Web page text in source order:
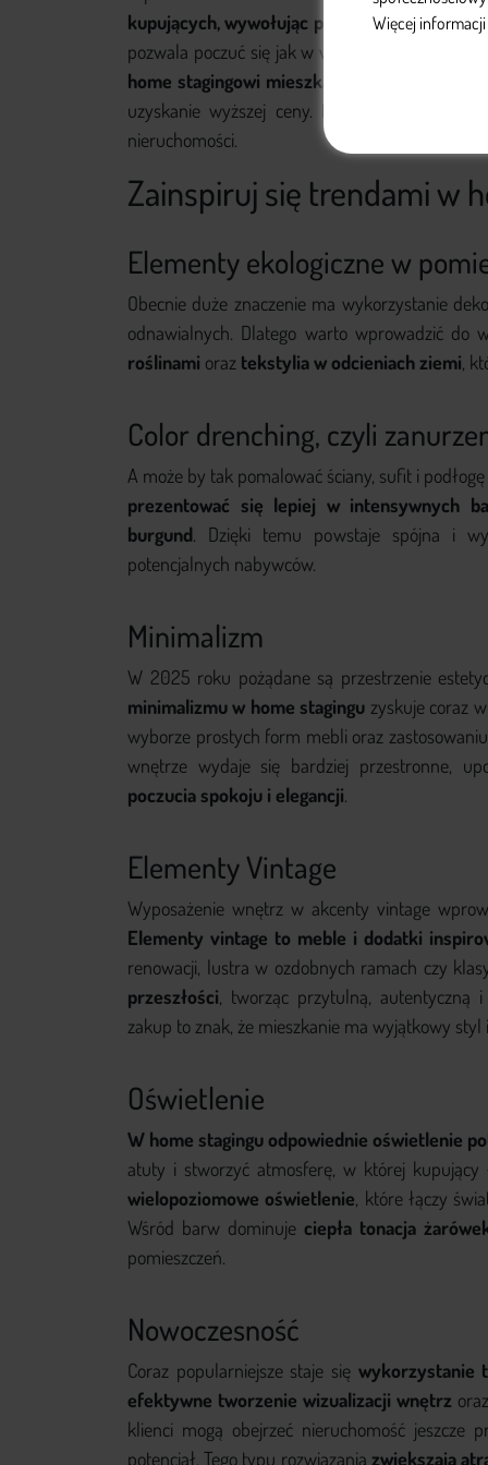
kupujących, wywołując pozytywne
pozwala poczuć się jak w wymarzonym domu,
home stagingowi mieszkanie zyskuje na tle
uzyskanie wyższej ceny. Dlatego warto
nieruchomości.
Zainspiruj się trendami w
Elementy ekologiczne w
Obecnie duże znaczenie ma wykorzystanie
odnawialnych. Dlatego warto wprowadzić do
roślinami oraz tekstylia w odcieniach ziemi,
Color drenching, czyli
A może by tak pomalować ściany, sufit i
prezentować się lepiej w intensywnych
burgund. Dzięki temu powstaje spójna i
potencjalnych nabywców.
Minimalizm
W 2025 roku pożądane są przestrzenie
minimalizmu w home stagingu zyskuje coraz
wyborze prostych form mebli oraz
wnętrze wydaje się bardziej przestronne,
poczucia spokoju i elegancji.
Elementy Vintage
Wyposażenie wnętrz w akcenty vintage
Elementy vintage to meble i dodatki
renowacji, lustra w ozdobnych ramach czy
przeszłości, tworząc przytulną, autentyczną
zakup to znak, że mieszkanie ma wyjątkowy styl
Oświetlenie
W home stagingu odpowiednie oświetlenie
atuty i stworzyć atmosferę, w której
wielopoziomowe oświetlenie, które łączy
Wśród barw dominuje ciepła tonacja
pomieszczeń.
Nowoczesność
Coraz popularniejsze staje się wykorzystanie
efektywne tworzenie wizualizacji wnętrz
klienci mogą obejrzeć nieruchomość jeszcze
potencjał. Tego typu rozwiązania zwiększają
Więcej